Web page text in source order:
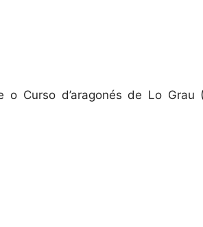
o Curso d’aragonés de Lo Grau